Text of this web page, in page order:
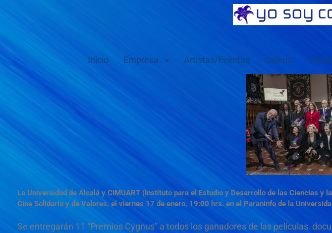
Inicio Empresa Artistas/Eventos Galería
La Universidad de Alcalá y CIMUART (Instituto para el Estudio y Desarrollo de las Ciencias y
Cine Solidario y de Valores, el viernes 17 de enero, 19:00 hrs. en el Paraninfo de la
Se entregarán 11 “Premios Cygnus” a todos los ganadores de las películas,